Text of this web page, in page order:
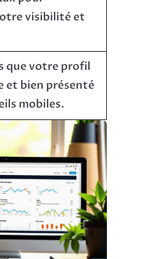
visibilité et
que votre profil
et bien présenté
mobiles.